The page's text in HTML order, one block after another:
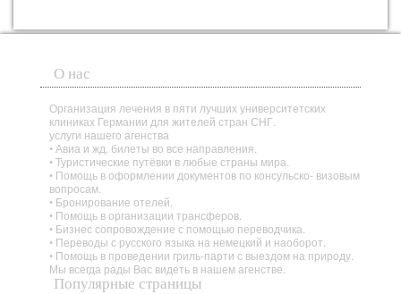
О нас
Организация лечения в пяти лучших университетских
клиниках Германии для жителей стран СНГ.
услуги нашего агенства
• Авиа и жд. билеты во все направления.
• Туристические путёвки в любые страны мира.
• Помощь в оформлении документов по консульско- визовым
вопросам.
• Бронирование отелей.
• Помощь в организации трансферов.
• Бизнес сопровождение с помощью переводчика.
• Переводы с русского языка на немецкий и наоборот.
• Помощь в проведении гриль-парти с выездом на природу.
Мы всегда рады Вас видеть в нашем агенстве.
Популярные страницы